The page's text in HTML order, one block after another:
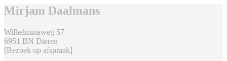
Mirjam Daalmans
Wilhelminaweg 57
6951 BN Dieren
[Bezoek op afspraak]